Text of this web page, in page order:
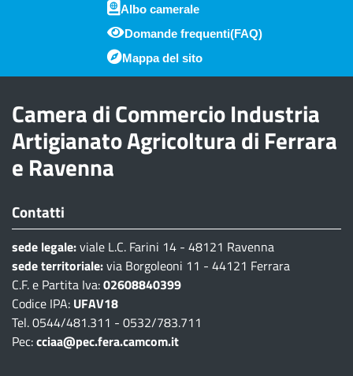
Piè di pagina
Albo camerale
Domande frequenti(FAQ)
Mappa del sito
Camera di Commercio Industria
Artigianato Agricoltura di Ferrara
e Ravenna
Contatti
sede legale:viale L.C. Farini 14 - 48121 Ravenna
sede territoriale:via Borgoleoni 11 - 44121 Ferrara
C.F. e Partita Iva:02608840399
Codice IPA: UFAV18
Tel. 0544/481.311 - 0532/783.711
Pec:cciaa@pec.fera.camcom.it